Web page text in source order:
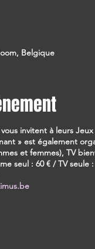
Belgique
invitent à leurs
» est également
et femmes), TV
seul : 60 € / TV